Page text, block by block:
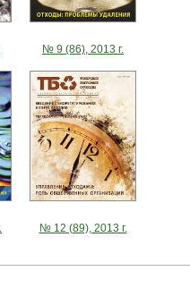
№ 9 (86), 2013 г.
№ 12 (89), 2013 г.